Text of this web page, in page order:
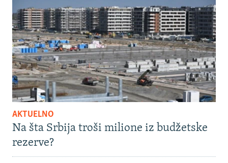
AKTUELNO
Na šta Srbija troši milione iz budžetske
rezerve?